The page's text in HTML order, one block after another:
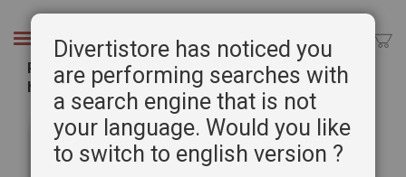
Chercher
Peindre les bords de mer - Plaisirs de Peindre
hors-série 42 (Best Of)
Divertistore has noticed you
are performing searches with
a search engine that is not
your language. Would you like
to switch to english version ?